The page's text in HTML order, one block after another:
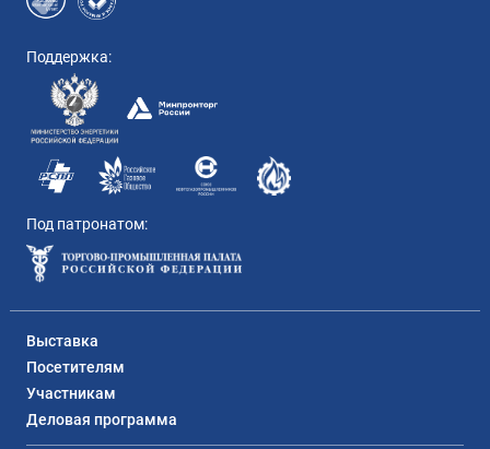
Поддержка:
Под патронатом:
Выставка
Посетителям
Участникам
Деловая программа